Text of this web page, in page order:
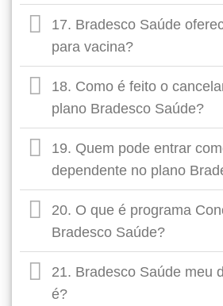
17. Bradesco Saúde
para vacina?
18. Como é feito o
plano Bradesco Saúde?
19. Quem pode entrar
dependente no plano
20. O que é programa
Bradesco Saúde?
21. Bradesco Saúde meu
é?